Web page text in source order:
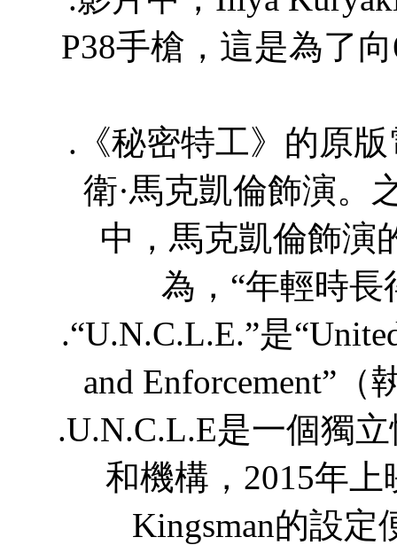
P38手槍，這是為了
.《秘密特工》的原
衛·馬克凱倫飾演。
中，馬克凱倫飾演
為，“年輕時長
.“U.N.C.L.E.”是
and Enforcement”
.U.N.C.L.E是一個獨
和機構，2015年
Kingsman的設定